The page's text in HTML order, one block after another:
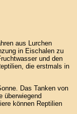
aus Lurchen
in Eischalen zu
und den
die erstmals in
Das Tanken von
überwiegend
können Reptilien